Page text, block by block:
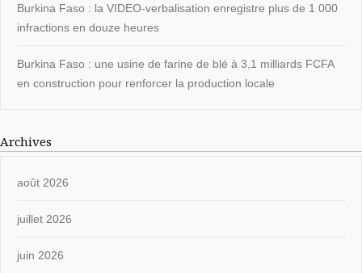
Burkina Faso : la VIDEO-verbalisation enregistre plus de 1 000
infractions en douze heures
Burkina Faso : une usine de farine de blé à 3,1 milliards FCFA
en construction pour renforcer la production locale
Archives
août 2026
juillet 2026
juin 2026